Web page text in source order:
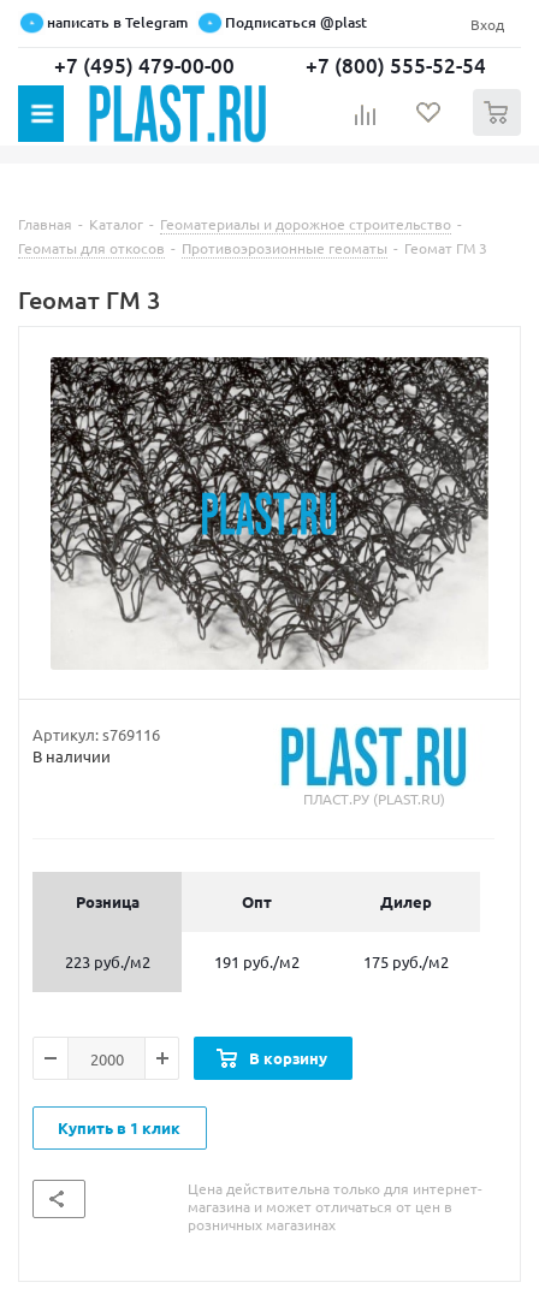
написать в Telegram Подписаться @plast Вход
+7 (495) 479-00-00 +7 (800) 555-52-54
Главная - Каталог - Геоматериалы и дорожное строительство -
Геоматы для откосов - Противоэрозионные геоматы - Геомат ГМ 3
Геомат ГМ 3
Артикул:s769116
В наличии
ПЛАСТ.РУ (PLAST.RU)
Розница Опт Дилер
223 руб./м2 191 руб./м2 175 руб./м2
В корзину
Купить в 1 клик
Цена действительна только для интернет-
магазина и может отличаться от цен в
розничных магазинах